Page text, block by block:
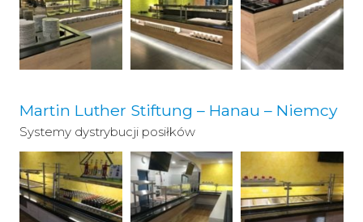
Martin Luther Stiftung – Hanau – Niemcy
Systemy dystrybucji posiłków